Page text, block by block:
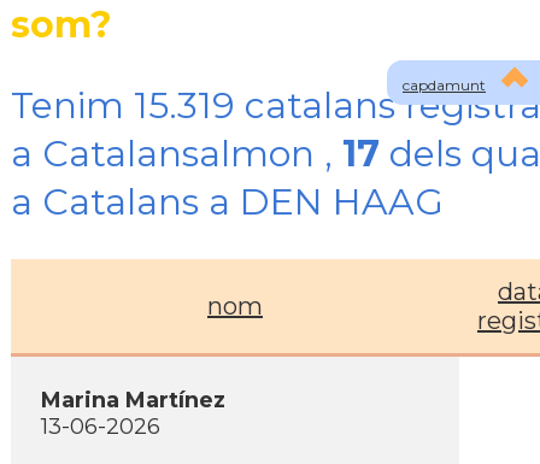
capdamunt
som?
Tenim 15.319 catalans
a Catalansalmon , 17 dels
a Catalans a DEN HAAG
nom
Marina Martínez
13-06-2026